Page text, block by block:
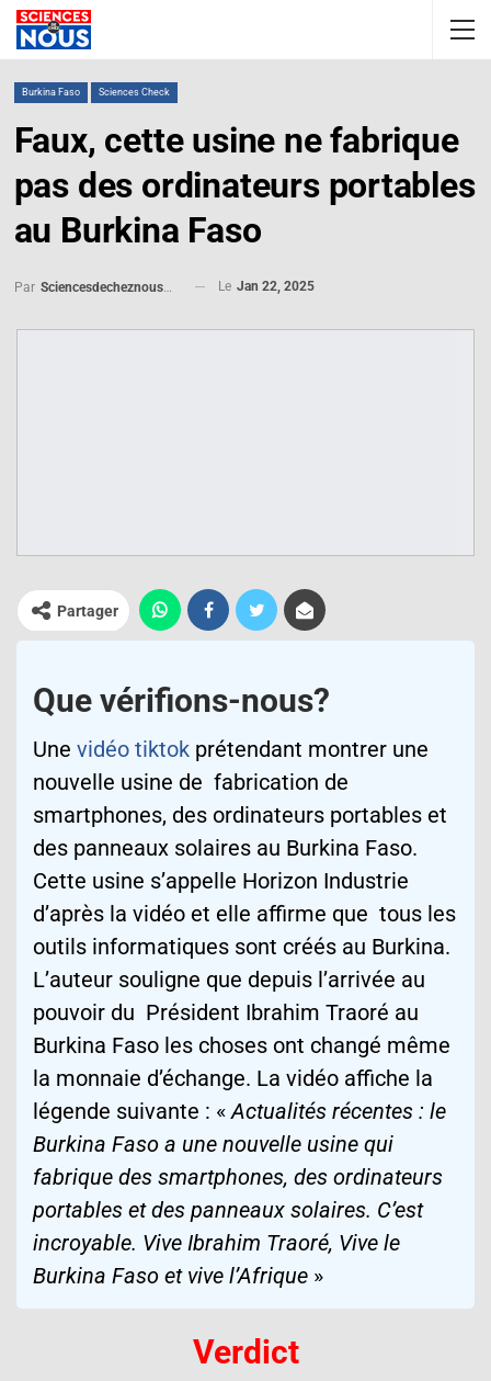
Burkina Faso Sciences Check
Faux, cette usine ne fabrique
pas des ordinateurs portables
au Burkina Faso
Par Sciencesdecheznous@gmail.com Le Jan 22, 2025
Partager
Que vérifions-nous?
Une vidéo tiktok prétendant montrer une
nouvelle usine de fabrication de
smartphones, des ordinateurs portables et
des panneaux solaires au Burkina Faso.
Cette usine s’appelle Horizon Industrie
d’après la vidéo et elle affirme que tous les
outils informatiques sont créés au Burkina.
L’auteur souligne que depuis l’arrivée au
pouvoir du Président Ibrahim Traoré au
Burkina Faso les choses ont changé même
la monnaie d’échange. La vidéo affiche la
légende suivante : « Actualités récentes : le
Burkina Faso a une nouvelle usine qui
fabrique des smartphones, des ordinateurs
portables et des panneaux solaires. C’est
incroyable. Vive Ibrahim Traoré, Vive le
Burkina Faso et vive l’Afrique »
Verdict